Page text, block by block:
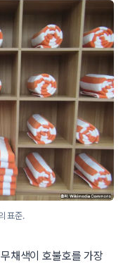
표준.
채색이 호불호를 가장